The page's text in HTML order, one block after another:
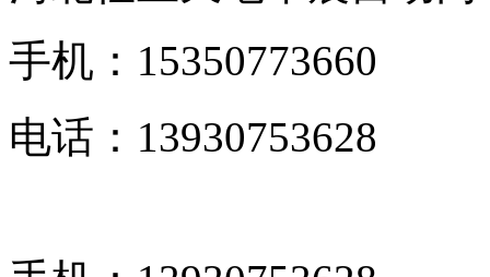
手机：15350773660
电话：13930753628